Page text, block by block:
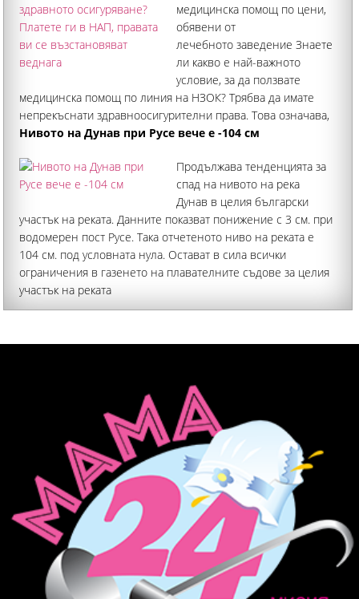
медицинска помощ по цени,
обявени от
лечебното заведение Знаете
ли какво е най-важното
условие, за да ползвате
медицинска помощ по линия на НЗОК? Трябва да имате
непрекъснати здравноосигурителни права. Това означава,
че редовно сте заплащали здравните си вноски за
Нивото на Дунав при Русе вече е -104 см
Продължава тенденцията за
спад на нивото на река
Дунав в целия български
участък на реката. Данните показват понижение с 3 см. при
водомерен пост Русе. Така отчетеното ниво на реката е
104 см. под условната нула. Остават в сила всички
ограничения в газенето на плавателните съдове за целия
участък на реката